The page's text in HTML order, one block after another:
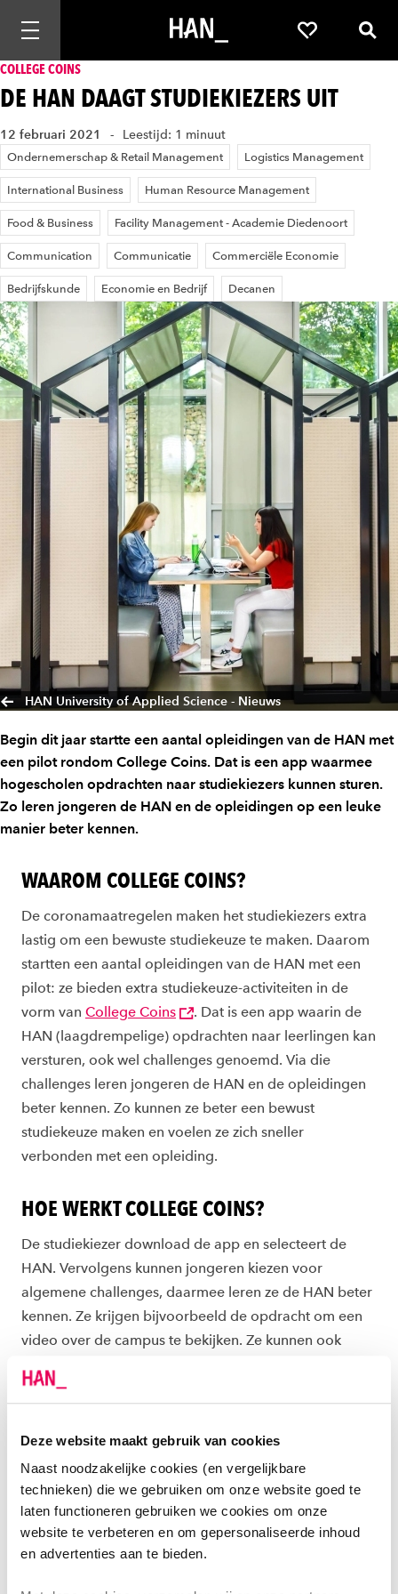
Deze website maakt gebruik van cookies
Naast noodzakelijke cookies (en vergelijkbare
technieken) die we gebruiken om onze website goed te
laten functioneren gebruiken we cookies om onze
website te verbeteren en om gepersonaliseerde inhoud
en advertenties aan te bieden.
Mobiele navigatie openen Favorieten
COLLEGE COINS
DE HAN DAAGT STUDIEKIEZERS UIT
12 februari 2021 Leestijd: 1 minuut
Ondernemerschap & Retail Management Logistics Management
International Business Human Resource Management
Food & Business Facility Management - Academie Diedenoort
Communication Communicatie Commerciële Economie
Bedrijfskunde Economie en Bedrijf Decanen
HAN University of Applied Science - Nieuws
Begin dit jaar startte een aantal opleidingen van de HAN met
een pilot rondom College Coins. Dat is een app waarmee
hogescholen opdrachten naar studiekiezers kunnen sturen.
Zo leren jongeren de HAN en de opleidingen op een leuke
manier beter kennen.
WAAROM COLLEGE COINS?
De coronamaatregelen maken het studiekiezers extra
lastig om een bewuste studiekeuze te maken. Daarom
startten een aantal opleidingen van de HAN met een
pilot: ze bieden extra studiekeuze-activiteiten in de
vorm van College Coins
. Dat is een app waarin de
HAN (laagdrempelige) opdrachten naar leerlingen kan
versturen, ook wel challenges genoemd. Via die
challenges leren jongeren de HAN en de opleidingen
beter kennen. Zo kunnen ze beter een bewust
studiekeuze maken en voelen ze zich sneller
verbonden met een opleiding.
HOE WERKT COLLEGE COINS?
De studiekiezer download de app en selecteert de
HAN. Vervolgens kunnen jongeren kiezen voor
algemene challenges, daarmee leren ze de HAN beter
kennen. Ze krijgen bijvoorbeeld de opdracht om een
video over de campus te bekijken. Ze kunnen ook
bijvoorbeeld zijn: 'Maak een management test' of
Jongeren kunnen voor meerdere opleidingen
meedoen.
Tot juni blijven er nieuwe challenges bij komen,
deelnemers krijgen daar een melding van via de app.
Jongeren zijn niet verplicht om alle opdrachten te